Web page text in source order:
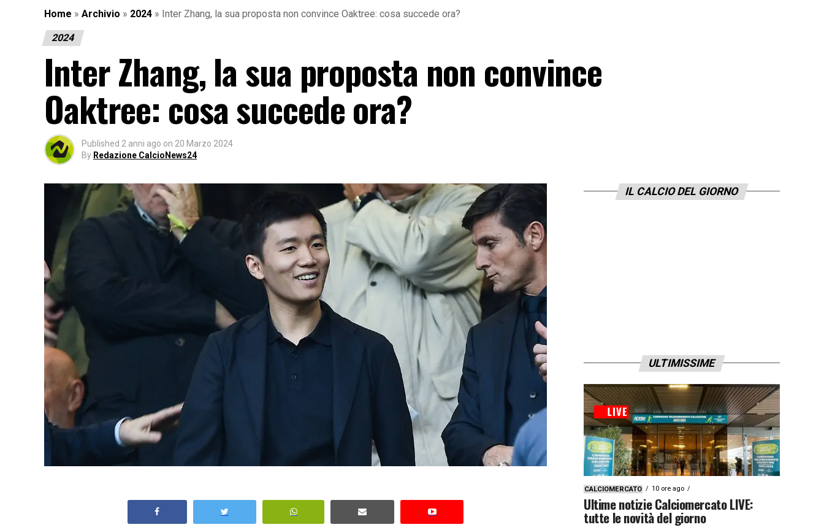
Home » Archivio » 2024 » Inter Zhang, la sua proposta non convince Oaktree: cosa succede ora?
2024
Inter Zhang, la sua proposta non convince
Oaktree: cosa succede ora?
Published 2 anni ago on 20 Marzo 2024
By Redazione CalcioNews24
IL CALCIO DEL GIORNO
ULTIMISSIME
CALCIOMERCATO 10 ore ago
Ultime notizie Calciomercato LIVE:
tutte le novità del giorno